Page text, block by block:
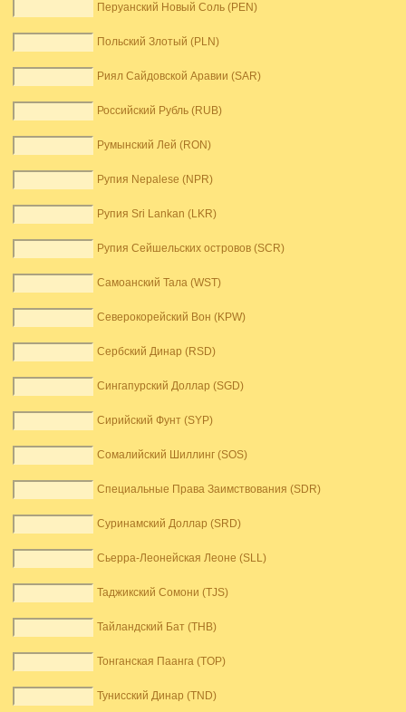
Перуанский Новый Соль (PEN)
Польский Злотый (PLN)
Риял Сайдовской Аравии (SAR)
Российский Рубль (RUB)
Румынский Лей (RON)
Рупия Nepalese (NPR)
Рупия Sri Lankan (LKR)
Рупия Сейшельских островов (SCR)
Самоанский Тала (WST)
Северокорейский Вон (KPW)
Сербский Динар (RSD)
Сингапурский Доллар (SGD)
Сирийский Фунт (SYP)
Сомалийский Шиллинг (SOS)
Специальные Права Заимствования (SDR)
Суринамский Доллар (SRD)
Сьерра-Леонейская Леоне (SLL)
Таджикский Сомони (TJS)
Тайландский Бат (THB)
Тонганская Паанга (TOP)
Тунисский Динар (TND)